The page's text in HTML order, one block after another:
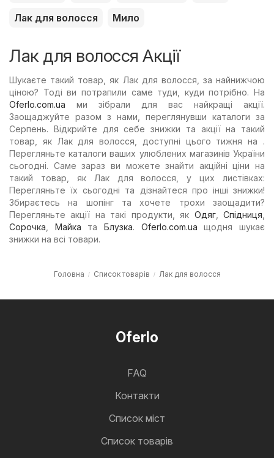
Лак для волосся
Мило
Лак для волосся Акції
Шукаєте такий товар, як Лак для волосся, за найнижчою
ціною? Тоді ви потрапили саме туди, куди потрібно. На
Oferlo.com.ua ми зібрали для вас найкращі акції.
Заощаджуйте разом з нами, переглянувши каталоги за
Серпень. Відкрийте для себе знижки та акції на такий
товар, як Лак для волосся, доступні цього тижня на .
Перегляньте каталоги ваших улюблених магазинів України
сьогодні. Саме зараз ви можете знайти акційні ціни на
такий товар, як Лак для волосся, у цих листівках:
Перегляньте їх сьогодні та дізнайтеся про інші знижки!
Збираєтесь на шопінг та хочете трохи заощадити?
Перегляньте акції на такі продукти, як Одяг,Спідниця
Сорочка
Майка таБлузка. Oferlo.com.ua щодня шукає
знижки на всі товари.
Головна Список товарів Лак для волосся
Oferlo
FAQ
Контакти
Cписок міст
Список товарів